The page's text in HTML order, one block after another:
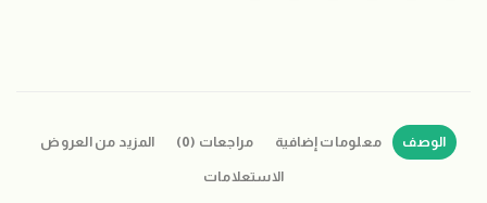
الوصف معلومات إضافية مراجعات (0) المزيد من العروض
الاستعلامات